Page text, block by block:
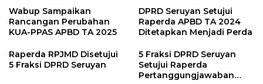
Wabup Sampaikan
Rancangan Perubahan
KUA-PPAS APBD TA 2025
DPRD Seruyan Setujui
Raperda APBD TA 2024
Ditetapkan Menjadi Perda
Raperda RPJMD Disetujui
5 Fraksi DPRD Seruyan
5 Fraksi DPRD Seruyan
Setujui Raperda
Pertanggungjawaban